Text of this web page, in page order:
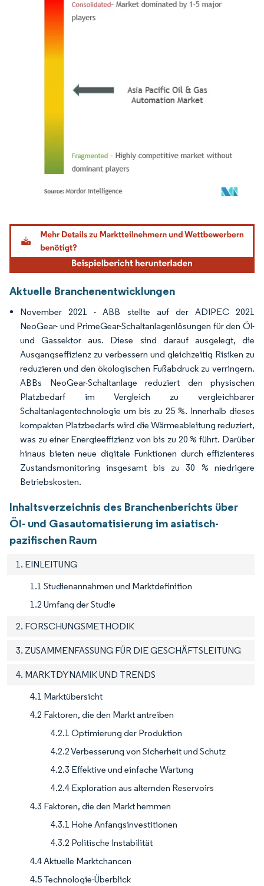
Bild © Mordor Intelligence. Wiederverwendung erfordert Namensnennung gemäß
Aktuelle Branchenentwicklungen
November 2021 - ABB stellte auf der ADIPEC 2021
NeoGear- und PrimeGear-Schaltanlagenlösungen für den Öl-
und Gassektor aus. Diese sind darauf ausgelegt, die
Ausgangseffizienz zu verbessern und gleichzeitig Risiken zu
reduzieren und den ökologischen Fußabdruck zu verringern.
ABBs NeoGear-Schaltanlage reduziert den physischen
Platzbedarf im Vergleich zu vergleichbarer
Schaltanlagentechnologie um bis zu 25 %. Innerhalb dieses
kompakten Platzbedarfs wird die Wärmeableitung reduziert,
was zu einer Energieeffizienz von bis zu 20 % führt. Darüber
hinaus bieten neue digitale Funktionen durch effizienteres
Zustandsmonitoring insgesamt bis zu 30 % niedrigere
Betriebskosten.
Inhaltsverzeichnis des Branchenberichts über
Öl- und Gasautomatisierung im asiatisch-
pazifischen Raum
1. EINLEITUNG
1.1 Studienannahmen und Marktdefinition
1.2 Umfang der Studie
2. FORSCHUNGSMETHODIK
3. ZUSAMMENFASSUNG FÜR DIE GESCHÄFTSLEITUNG
4. MARKTDYNAMIK UND TRENDS
4.1 Marktübersicht
4.2 Faktoren, die den Markt antreiben
4.2.1 Optimierung der Produktion
4.2.2 Verbesserung von Sicherheit und Schutz
4.2.3 Effektive und einfache Wartung
4.2.4 Exploration aus alternden Reservoirs
4.3 Faktoren, die den Markt hemmen
4.3.1 Hohe Anfangsinvestitionen
4.3.2 Politische Instabilität
4.4 Aktuelle Marktchancen
4.5 Technologie-Überblick